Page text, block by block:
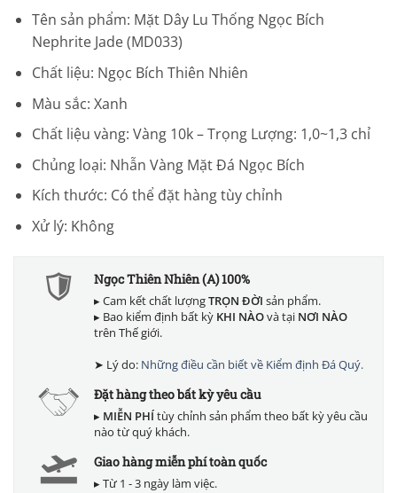
Tên sản phẩm: Mặt Dây Lu Thống Ngọc Bích
Nephrite Jade (MD033)
Chất liệu: Ngọc Bích Thiên Nhiên
Màu sắc: Xanh
Chất liệu vàng: Vàng 10k – Trọng Lượng: 1,0~1,3 chỉ
Chủng loại: Nhẫn Vàng Mặt Đá Ngọc Bích
Kích thước: Có thể đặt hàng tùy chỉnh
Xử lý: Không
Ngọc Thiên Nhiên (A) 100%
▸ Cam kết chất lượngTRỌN ĐỜI sản phẩm.
▸ Bao kiểm định bất kỳ KHI NÀOvà tại NƠI NÀO
trên Thế giới.
➤ Lý do: Những điều cần biết về Kiểm định Đá Quý.
Đặt hàng theo bất kỳ yêu cầu
▸ MIỄN PHÍtùy chỉnh sản phẩm theo bất kỳ yêu cầu
nào từ quý khách.
Giao hàng miễn phí toàn quốc
▸ Từ 1 - 3 ngày làm việc.